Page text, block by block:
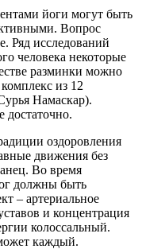
йоги могут быть
Вопрос
Ряд исследований
человека некоторые
разминки можно
из 12
Намаскар).
достаточно.
оздоровления
движения без
Во время
должны быть
– артериальное
и концентрация
колоссальный.
каждый.